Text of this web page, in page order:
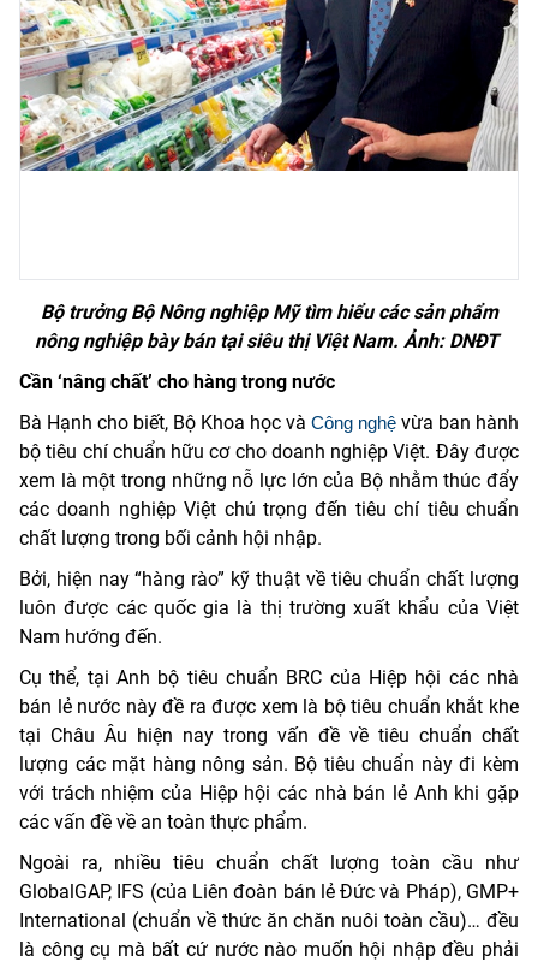
Bộ trưởng Bộ Nông nghiệp Mỹ tìm hiểu các sản phẩm
nông nghiệp bày bán tại siêu thị Việt Nam. Ảnh: DNĐT
Cần ‘nâng chất’ cho hàng trong nước
Bà Hạnh cho biết, Bộ Khoa học và Công nghệ vừa ban hành
bộ tiêu chí chuẩn hữu cơ cho doanh nghiệp Việt. Đây được
xem là một trong những nỗ lực lớn của Bộ nhằm thúc đẩy
các doanh nghiệp Việt chú trọng đến tiêu chí tiêu chuẩn
chất lượng trong bối cảnh hội nhập.
Bởi, hiện nay “hàng rào” kỹ thuật về tiêu chuẩn chất lượng
luôn được các quốc gia là thị trường xuất khẩu của Việt
Nam hướng đến.
Cụ thể, tại Anh bộ tiêu chuẩn BRC của Hiệp hội các nhà
bán lẻ nước này đề ra được xem là bộ tiêu chuẩn khắt khe
tại Châu Âu hiện nay trong vấn đề về tiêu chuẩn chất
lượng các mặt hàng nông sản. Bộ tiêu chuẩn này đi kèm
với trách nhiệm của Hiệp hội các nhà bán lẻ Anh khi gặp
các vấn đề về an toàn thực phẩm.
Ngoài ra, nhiều tiêu chuẩn chất lượng toàn cầu như
GlobalGAP, IFS (của Liên đoàn bán lẻ Đức và Pháp), GMP+
International (chuẩn về thức ăn chăn nuôi toàn cầu)… đều
là công cụ mà bất cứ nước nào muốn hội nhập đều phải